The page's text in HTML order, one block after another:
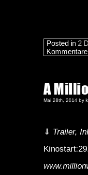
Posted in 2
A
Mai 28th, 2014 by
⇓ Trailer,